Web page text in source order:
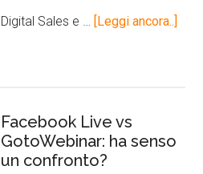
Digital Sales e … [Leggi ancora..]
Facebook Live vs
GotoWebinar: ha senso
un confronto?